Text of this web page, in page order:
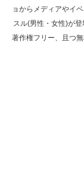
ョからメディアやイ
スル(男性・女性)が
著作権フリー、且つ